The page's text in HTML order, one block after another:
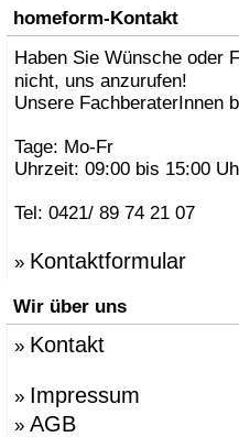
homeform-Kontakt
Haben Sie Wünsche oder
nicht, uns anzurufen!
Unsere FachberaterInnen
Tage: Mo-Fr
Uhrzeit: 09:00 bis 15:00
Tel: 0421/ 89 74 21 07
» Kontaktformular
Wir über uns
» Kontakt
» Impressum
» AGB